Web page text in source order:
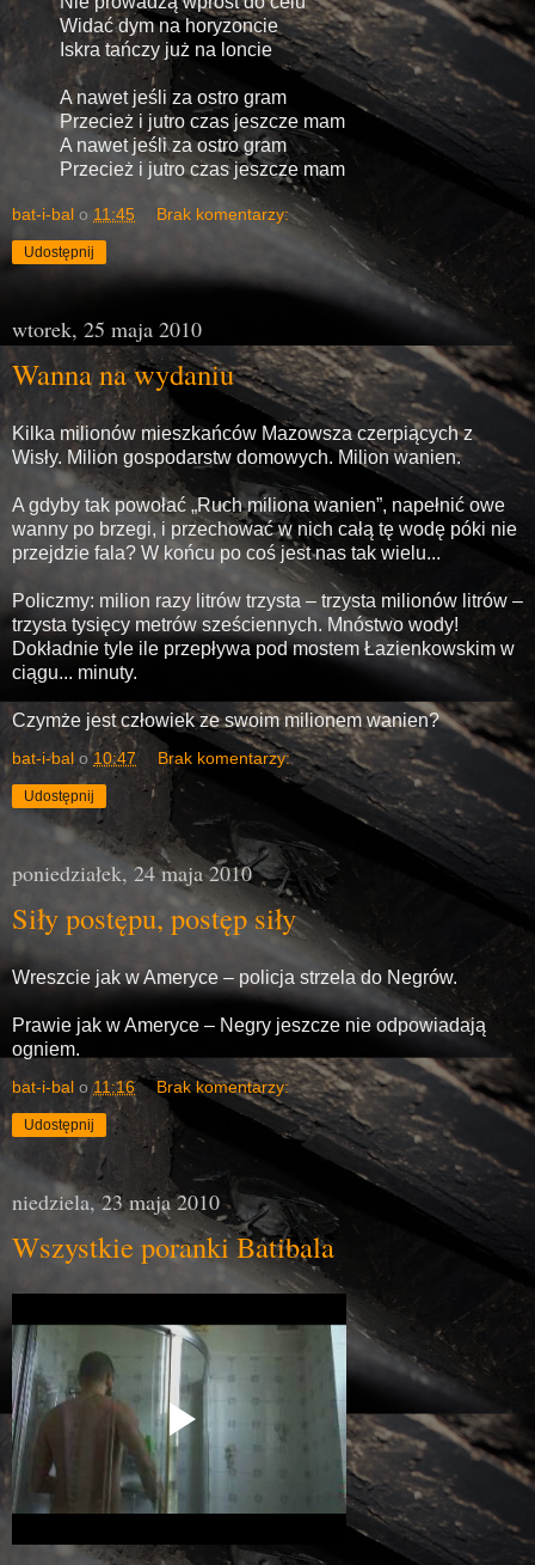
Widać dym na horyzoncie
Iskra tańczy już na loncie
A nawet jeśli za ostro gram
Przecież i jutro czas jeszcze mam
A nawet jeśli za ostro gram
Przecież i jutro czas jeszcze mam
bat-i-bal o 11:45 Brak komentarzy:
Udostępnij
wtorek, 25 maja 2010
Wanna na wydaniu
Kilka milionów mieszkańców Mazowsza czerpiących z
Wisły. Milion gospodarstw domowych. Milion wanien.
A gdyby tak powołać „Ruch miliona wanien”, napełnić owe
wanny po brzegi, i przechować w nich całą tę wodę póki nie
przejdzie fala? W końcu po coś jest nas tak wielu...
Policzmy: milion razy litrów trzysta – trzysta milionów litrów –
trzysta tysięcy metrów sześciennych. Mnóstwo wody!
Dokładnie tyle ile przepływa pod mostem Łazienkowskim w
ciągu... minuty.
Czymże jest człowiek ze swoim milionem wanien?
bat-i-bal o10:47 Brak komentarzy:
Udostępnij
poniedziałek, 24 maja 2010
Siły postępu, postęp siły
Wreszcie jak w Ameryce – policja strzela do Negrów.
Prawie jak w Ameryce – Negry jeszcze nie odpowiadają
ogniem.
bat-i-bal o11:16 Brak komentarzy:
Udostępnij
niedziela, 23 maja 2010
Wszystkie poranki Batibala